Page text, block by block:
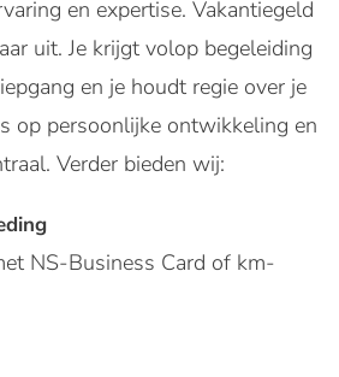
en expertise. Vakantiegeld
uit. Je krijgt volop begeleiding
en je houdt regie over je
op persoonlijke ontwikkeling en
Verder bieden wij:
NS-Business Card of km-